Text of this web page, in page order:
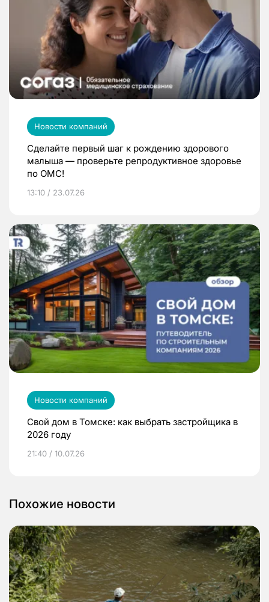
Новости компаний
Сделайте первый шаг к рождению здорового
малыша — проверьте репродуктивное здоровье
по ОМС!
13:10 / 23.07.26
Новости компаний
Свой дом в Томске: как выбрать застройщика в
2026 году
21:40 / 10.07.26
Похожие новости